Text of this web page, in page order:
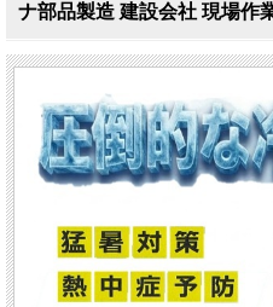
ナ部品製造 建設会社 現場作